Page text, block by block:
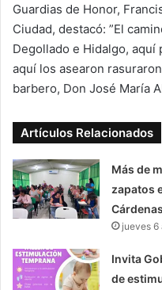
Guardias de Honor,
Ciudad, destacó: ”El
Degollado e Hidalgo,
aquí los asearon
barbero, Don José María
Artículos Relacionados
Más de
zapatos
Cárdenas
jueves 6
Invita
de